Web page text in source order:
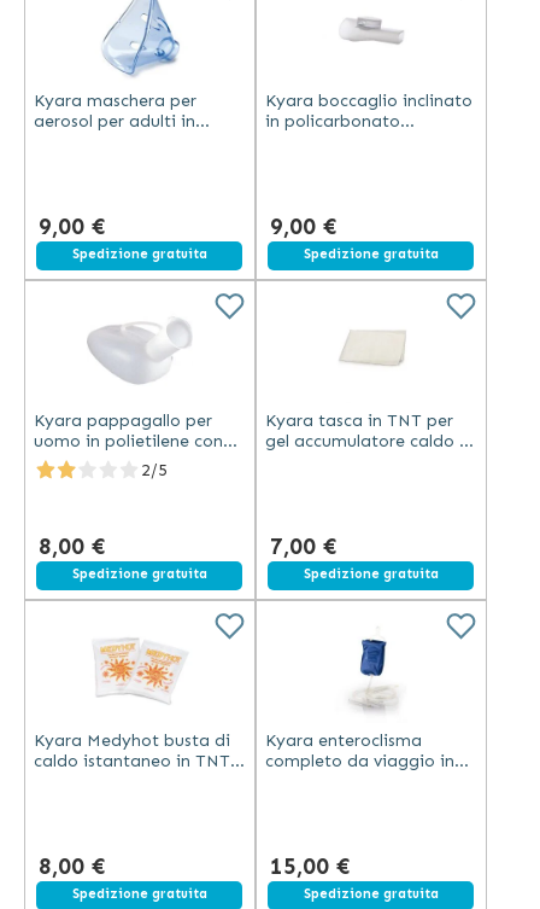
Kyara maschera per
aerosol per adulti in
9,00 €
Spedizione gratuita
Kyara boccaglio inclinato
in policarbonato
9,00 €
Spedizione gratuita
Kyara pappagallo per
uomo in polietilene con
capacità di 1000 ml
colore bianco
2/5
8,00 €
Spedizione gratuita
Kyara tasca in TNT per
gel accumulatore caldo e
7,00 €
Spedizione gratuita
Kyara Medyhot busta di
caldo istantaneo in TNT
8,00 €
Spedizione gratuita
Kyara enteroclisma
completo da viaggio in
15,00 €
Spedizione gratuita